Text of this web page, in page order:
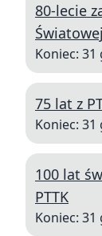
80-lecie
Koniec:
75 lat z
Koniec:
100 lat
PTTK
Koniec: